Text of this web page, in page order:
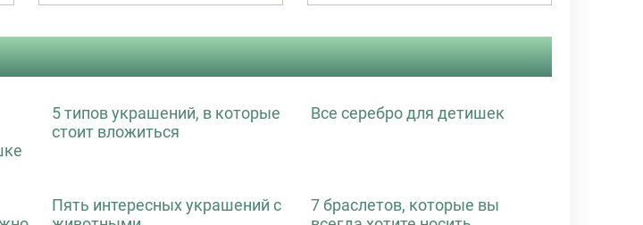
5 типов украшений, в которые
стоит вложиться
Все серебро для детишек
Пять интересных украшений с
7 браслетов, которые вы